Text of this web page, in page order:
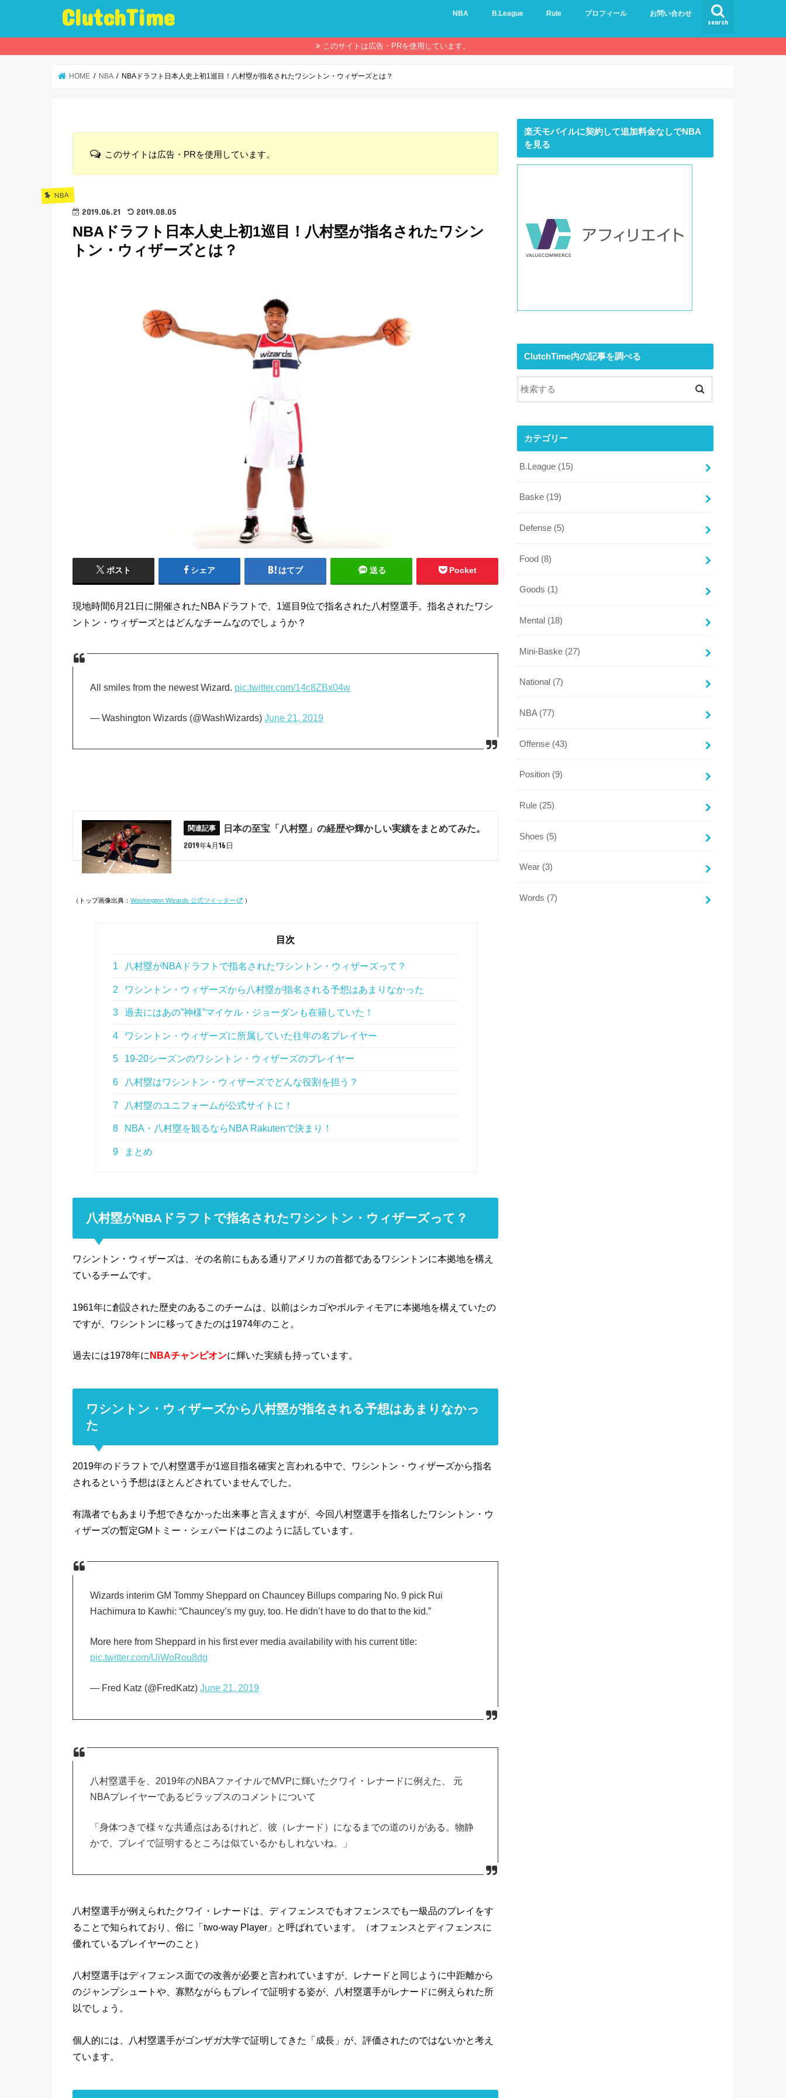
ClutchTime search
NBA B.League Rule プロフィール お問い合わせ
このサイトは広告・PRを使用しています。
HOME NBA NBAドラフト日本人史上初1巡目！八村塁が指名されたワシントン・ウィザーズとは？
このサイトは広告・PRを使用しています。
NBA
2019.06.21 2019.08.05
NBAドラフト日本人史上初1巡目！八村塁が指名されたワシン
トン・ウィザーズとは？
ポスト シェア はてブ 送る Pocket
現地時間6月21日に開催されたNBAドラフトで、1巡目9位で指名された八村塁選手。指名されたワシ
ントン・ウィザーズとはどんなチームなのでしょうか？
All smiles from the newest Wizard. pic.twitter.com/14c8ZBx04w
— Washington Wizards (@WashWizards)June 21, 2019
日本の至宝「八村塁」の経歴や輝かしい実績をまとめてみた。
2019年4月16日
（トップ画像出典： Washington Wizards 公式ツイッター ）
目次
1 八村塁がNBAドラフトで指名されたワシントン・ウィザーズって？
2 ワシントン・ウィザーズから八村塁が指名される予想はあまりなかった
3 過去にはあの”神様”マイケル・ジョーダンも在籍していた！
4 ワシントン・ウィザーズに所属していた往年の名プレイヤー
5 19-20シーズンのワシントン・ウィザーズのプレイヤー
6 八村塁はワシントン・ウィザーズでどんな役割を担う？
7 八村塁のユニフォームが公式サイトに！
8 NBA・八村塁を観るならNBA Rakutenで決まり！
9 まとめ
八村塁がNBAドラフトで指名されたワシントン・ウィザーズって？
ワシントン・ウィザーズは、その名前にもある通りアメリカの首都であるワシントンに本拠地を構え
ているチームです。
1961年に創設された歴史のあるこのチームは、以前はシカゴやボルティモアに本拠地を構えていたの
ですが、ワシントンに移ってきたのは1974年のこと。
過去には1978年にNBAチャンピオンに輝いた実績も持っています。
ワシントン・ウィザーズから八村塁が指名される予想はあまりなかっ
た
2019年のドラフトで八村塁選手が1巡目指名確実と言われる中で、ワシントン・ウィザーズから指名
されるという予想はほとんどされていませんでした。
有識者でもあまり予想できなかった出来事と言えますが、今回八村塁選手を指名したワシントン・ウ
ィザーズの暫定GMトミー・シェパードはこのように話しています。
Wizards interim GM Tommy Sheppard on Chauncey Billups comparing No. 9 pick Rui
Hachimura to Kawhi: “Chauncey’s my guy, too. He didn’t have to do that to the kid.”
More here from Sheppard in his first ever media availability with his current title:
pic.twitter.com/UiWoRou8dg
— Fred Katz (@FredKatz)June 21, 2019
八村塁選手を、2019年のNBAファイナルでMVPに輝いたクワイ・レナードに例えた、 元
NBAプレイヤーであるビラップスのコメントについて
「身体つきで様々な共通点はあるけれど、彼（レナード）になるまでの道のりがある。物静
かで、プレイで証明するところは似ているかもしれないね。」
八村塁選手が例えられたクワイ・レナードは、ディフェンスでもオフェンスでも一級品のプレイをす
ることで知られており、俗に「two-way Player」と呼ばれています。（オフェンスとディフェンスに
優れているプレイヤーのこと）
八村塁選手はディフェンス面での改善が必要と言われていますが、レナードと同じように中距離から
のジャンプシュートや、寡黙ながらもプレイで証明する姿が、八村塁選手がレナードに例えられた所
以でしょう。
個人的には、八村塁選手がゴンザガ大学で証明してきた「成長」が、評価されたのではないかと考え
ています。
楽天モバイルに契約して追加料金なしでNBA
を見る
ClutchTime内の記事を調べる
カテゴリー
B.League (15)
Baske (19)
Defense (5)
Food (8)
Goods (1)
Mental (18)
Mini-Baske (27)
National (7)
NBA (77)
Offense (43)
Position (9)
Rule (25)
Shoes (5)
Wear (3)
Words (7)